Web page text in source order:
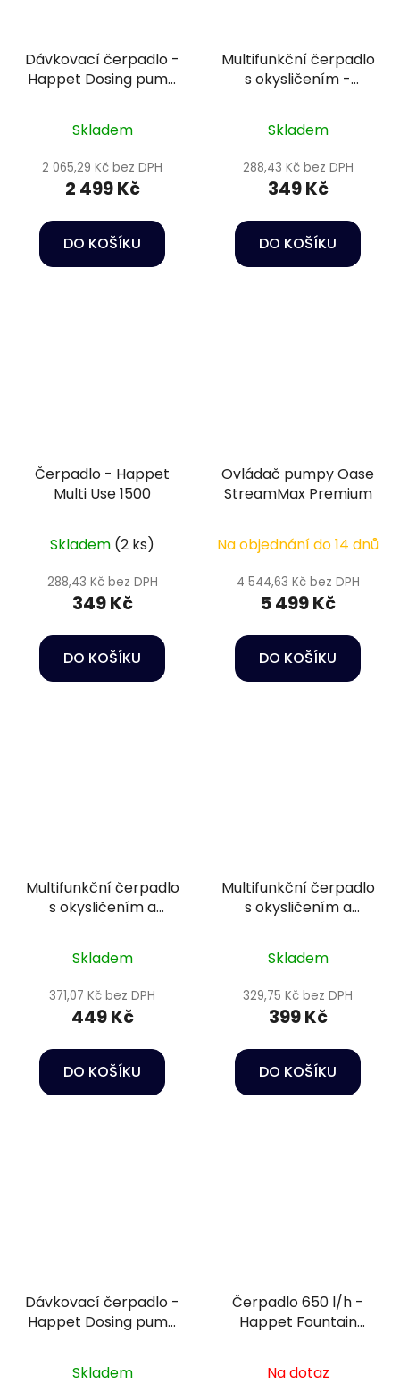
Dávkovací čerpadlo -
Happet Dosing pump
Skladem
2 065,29 Kč bez DPH
2 499 Kč
DO KOŠÍKU
Multifunkční čerpadlo
s okysličením -
Skladem
288,43 Kč bez DPH
349 Kč
DO KOŠÍKU
Čerpadlo - Happet
Multi Use 1500
Skladem (2 ks)
288,43 Kč bez DPH
349 Kč
DO KOŠÍKU
Ovládač pumpy Oase
StreamMax Premium
Na objednání do 14 dnů
4 544,63 Kč bez DPH
5 499 Kč
DO KOŠÍKU
Multifunkční čerpadlo
s okysličením a
Skladem
371,07 Kč bez DPH
449 Kč
DO KOŠÍKU
Multifunkční čerpadlo
s okysličením a
Skladem
329,75 Kč bez DPH
399 Kč
DO KOŠÍKU
Dávkovací čerpadlo -
Happet Dosing pump
Skladem
Čerpadlo 650 l/h -
Happet Fountain
Na dotaz